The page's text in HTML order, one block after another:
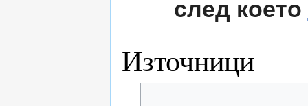
след което
Източници